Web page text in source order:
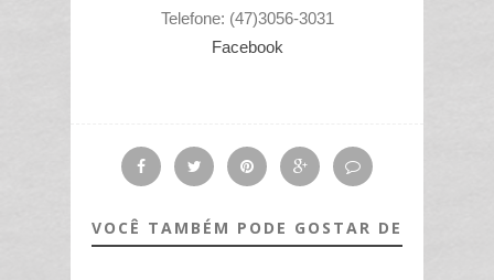
Telefone: (47)3056-3031
Facebook
VOCÊ TAMBÉM PODE GOSTAR DE